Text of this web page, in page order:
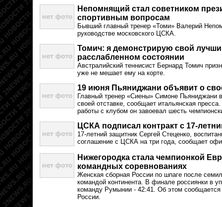
Непомнящий стал советником
спортивным вопросам
Бывший главный тренер «Томи» Валерий
руководстве московского ЦСКА.
Томич: я демонстрирую свой
расслабленном состоянии
Австралийский теннисист Бернард Томич
уже не мешает ему на корте.
19 июня Пьяниджани объявит о
Главный тренер «Сиены» Симоне Пьяниджани
своей отставке, сообщает итальянская
работы с клубом он завоевал шесть
ЦСКА подписал контракт с 17-
17-летний защитник Сергей Стеценко,
соглашение с ЦСКА на три года, сообщает
Нижегородка стала чемпионкой
командных соревнованиях
Женская сборная России по шпаге после
командой континента. В финале россиянки в
команду Румынии - 42:41. Об этом
России.